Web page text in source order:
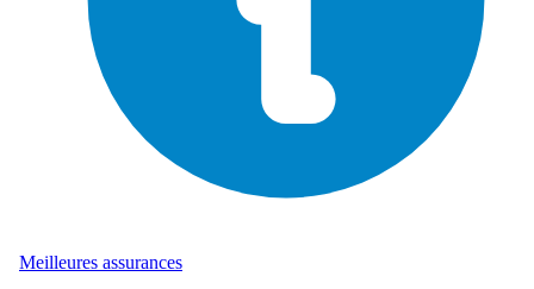
Meilleures assurances